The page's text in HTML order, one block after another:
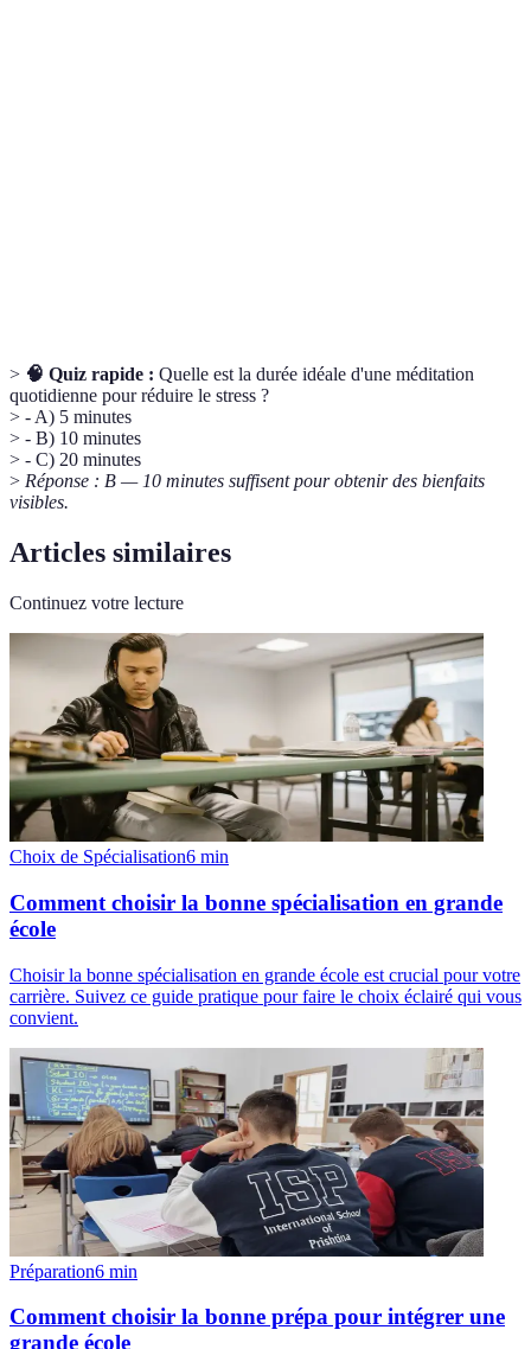
> 🧠 Quiz rapide : Quelle est la durée idéale d'une méditation
quotidienne pour réduire le stress ?
> - A) 5 minutes
> - B) 10 minutes
> - C) 20 minutes
> Réponse : B — 10 minutes suffisent pour obtenir des bienfaits
visibles.
Articles similaires
Continuez votre lecture
Choix de Spécialisation6 min
Comment choisir la bonne spécialisation en grande
école
Choisir la bonne spécialisation en grande école est crucial pour votre
carrière. Suivez ce guide pratique pour faire le choix éclairé qui vous
convient.
Préparation6 min
Comment choisir la bonne prépa pour intégrer une
grande école